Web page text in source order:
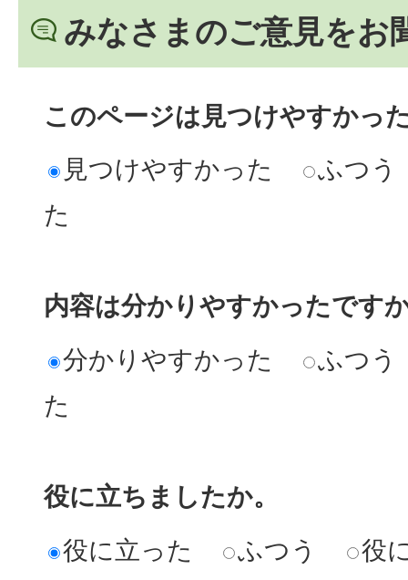
みなさまのご意見をお
このページは見つけやすかっ
見つけやすかった
ふつう
た
内容は分かりやすかったです
分かりやすかった
ふつう
た
役に立ちましたか。
役に立った
ふつう 役